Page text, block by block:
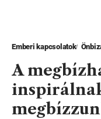
Emberi kapcsolatok
A